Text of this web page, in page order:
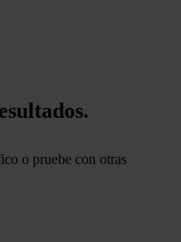
o pruebe con otras